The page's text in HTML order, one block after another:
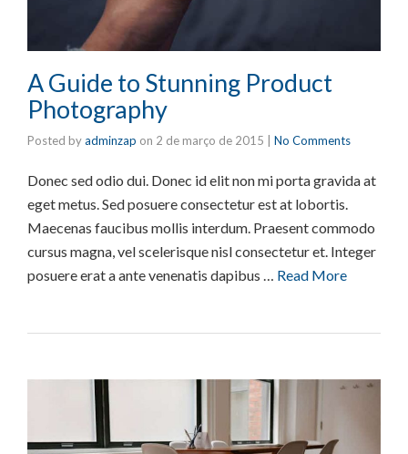
A Guide to Stunning Product
Photography
Posted byadminzap on 2 de março de 2015 No Comments
Donec sed odio dui. Donec id elit non mi porta gravida at
eget metus. Sed posuere consectetur est at lobortis.
Maecenas faucibus mollis interdum. Praesent commodo
cursus magna, vel scelerisque nisl consectetur et. Integer
posuere erat a ante venenatis dapibus … Read More